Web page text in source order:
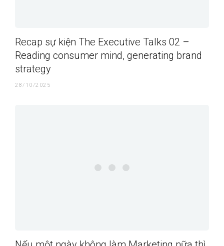
Recap sự kiện The Executive Talks 02 –
Reading consumer mind, generating brand
strategy
28/10/2025